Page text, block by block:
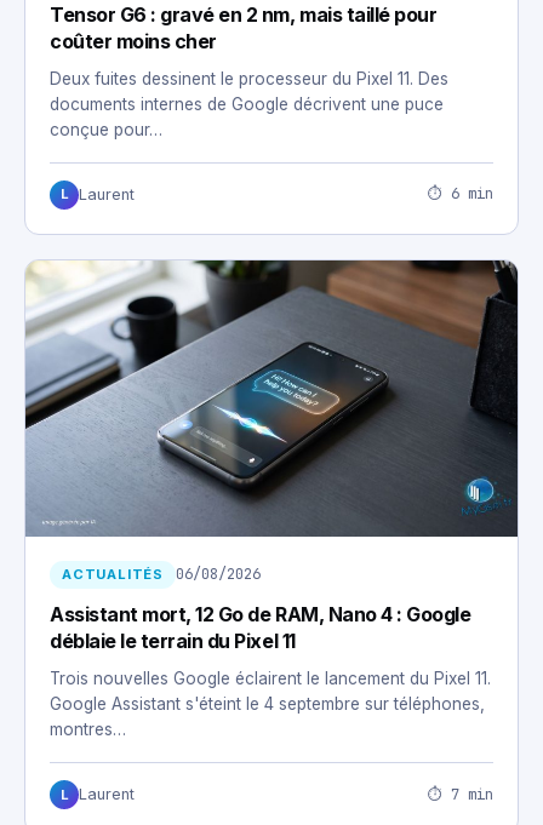
Tensor G6 : gravé en 2 nm, mais taillé pour
coûter moins cher
Deux fuites dessinent le processeur du Pixel 11. Des
documents internes de Google décrivent une puce
conçue pour…
L Laurent ⏱ 6 min
ACTUALITÉS 06/08/2026
Assistant mort, 12 Go de RAM, Nano 4 : Google
déblaie le terrain du Pixel 11
Trois nouvelles Google éclairent le lancement du Pixel 11.
Google Assistant s'éteint le 4 septembre sur téléphones,
montres…
L Laurent ⏱ 7 min